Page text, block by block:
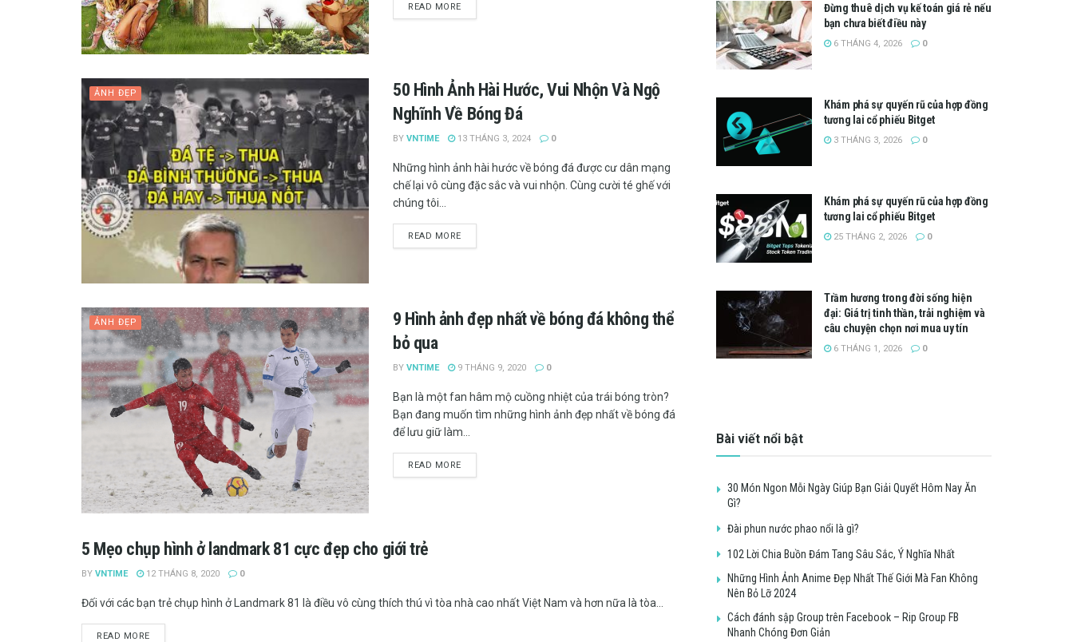
READ MORE
ẢNH ĐẸP
50 Hình Ảnh Hài Hước, Vui Nhộn Và Ngộ
Nghĩnh Về Bóng Đá
BY VNTIME 13 THÁNG 3, 2024 0
Những hình ảnh hài hước về bóng đá được cư dân mạng
chế lại vô cùng đặc sắc và vui nhộn. Cùng cười té ghế với
chúng tôi...
READ MORE
ẢNH ĐẸP
9 Hình ảnh đẹp nhất về bóng đá không thể
bỏ qua
BY VNTIME 9 THÁNG 9, 2020 0
Bạn là một fan hâm mộ cuồng nhiệt của trái bóng tròn?
Bạn đang muốn tìm những hình ảnh đẹp nhất về bóng đá
để lưu giữ làm...
READ MORE
ẢNH ĐẸP
5 Mẹo chụp hình ở landmark 81 cực đẹp cho giới trẻ
BY VNTIME 12 THÁNG 8, 2020 0
Đối với các bạn trẻ chụp hình ở Landmark 81 là điều vô cùng thích thú vì tòa nhà cao nhất Việt Nam và hơn nữa là tòa...
READ MORE
Đừng thuê dịch vụ kế toán giá rẻ nếu
bạn chưa biết điều này
6 THÁNG 4, 2026 0
Khám phá sự quyến rũ của hợp đồng
tương lai cổ phiếu Bitget
3 THÁNG 3, 2026 0
Khám phá sự quyến rũ của hợp đồng
tương lai cổ phiếu Bitget
25 THÁNG 2, 2026 0
Trầm hương trong đời sống hiện
đại: Giá trị tinh thần, trải nghiệm và
câu chuyện chọn nơi mua uy tín
6 THÁNG 1, 2026 0
Bài viết nổi bật
30 Món Ngon Mỗi Ngày Giúp Bạn Giải Quyết Hôm Nay Ăn
Gì?
Đài phun nước phao nổi là gì?
102 Lời Chia Buồn Đám Tang Sâu Sắc, Ý Nghĩa Nhất
Những Hình Ảnh Anime Đẹp Nhất Thế Giới Mà Fan Không
Nên Bỏ Lỡ 2024
Cách đánh sập Group trên Facebook – Rip Group FB
Nhanh Chóng Đơn Giản